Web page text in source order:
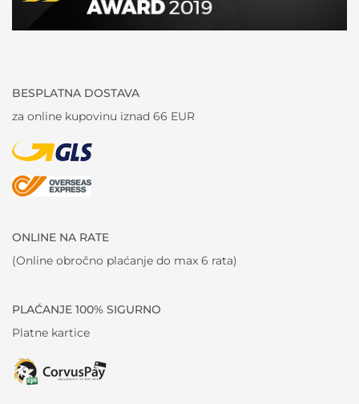
BESPLATNA DOSTAVA
za online kupovinu iznad 66 EUR
ONLINE NA RATE
(Online obročno plaćanje do max 6 rata)
PLAĆANJE 100% SIGURNO
Platne kartice